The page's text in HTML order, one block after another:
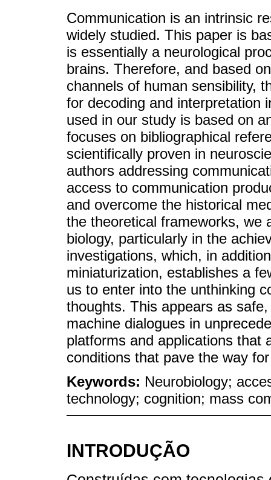
Communication is an intrinsic
widely studied. This paper is
is essentially a neurological
brains. Therefore, and based
channels of human sensibility,
for decoding and interpretation
used in our study is based on
focuses on bibliographical
scientifically proven in
authors addressing
access to communication
and overcome the historical
the theoretical frameworks, we
biology, particularly in the
investigations, which, in
miniaturization, establishes a
us to enter into the unthinking
thoughts. This appears as
machine dialogues in
platforms and applications that
conditions that pave the way
Keywords: Neurobiology;
technology; cognition; mass
INTRODUÇÃO